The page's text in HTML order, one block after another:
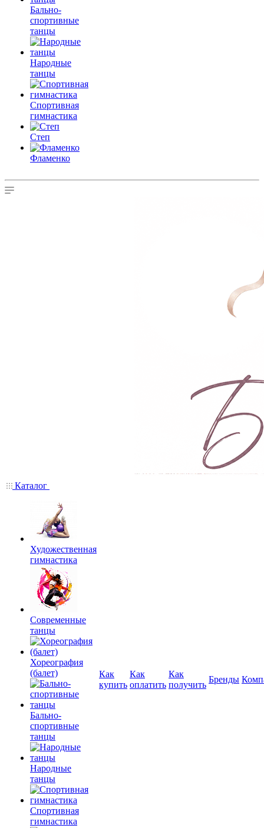
Бально-
спортивные
танцы
Народные
танцы
Спортивная
гимнастика
Степ
Фламенко
Каталог
Художественная
гимнастика
Современные
танцы
Хореография
(балет)
Бально-
спортивные
танцы
Народные
танцы
Спортивная
гимнастика
Как
купить
Как
оплатить
Как
получить
Бренды